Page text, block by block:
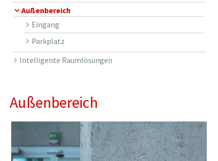
Außenbereich
Eingang
Parkplatz
Intelligente Raumlösungen
Außenbereich